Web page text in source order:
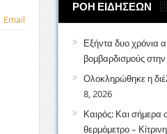
Email
ΡΟΗ ΕΙΔΗΣΕΩΝ
Εξήντα δυο χρόνια
βομβαρδισμούς
Ολοκληρώθηκε η
8, 2026
Καιρός: Και σήμερα
θερμόμετρο –